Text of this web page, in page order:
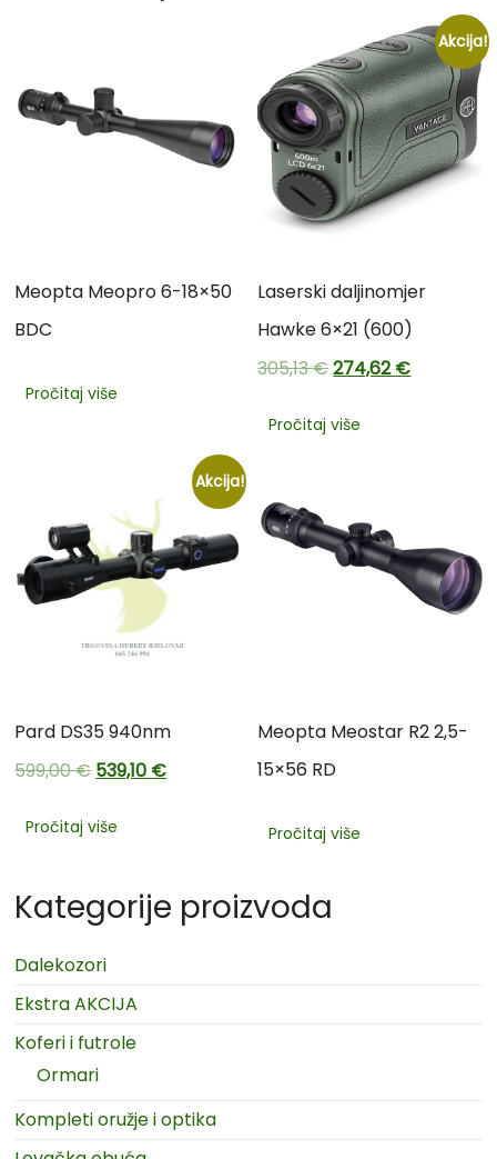
Meopta Meopro 6-18×50
BDC
Pročitaj više
Akcija!
Laserski daljinomjer
Hawke 6×21 (600)
305,13€274,62€
Pročitaj više
Akcija!
Pard DS35 940nm
599,00€539,10 €
Pročitaj više
Meopta Meostar R2 2,5-
15×56 RD
Pročitaj više
Kategorije proizvoda
Dalekozori
Ekstra AKCIJA
Koferi i futrole
Ormari
Kompleti oružje i optika